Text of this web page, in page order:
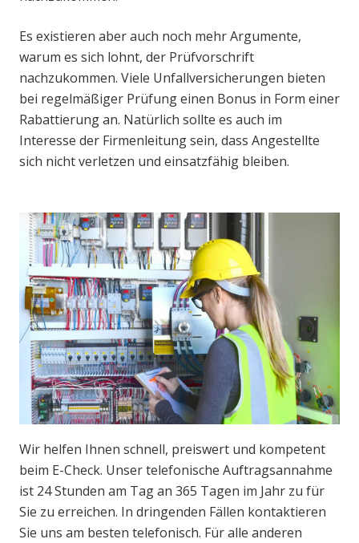
Es existieren aber auch noch mehr Argumente,
warum es sich lohnt, der Prüfvorschrift
nachzukommen. Viele Unfallversicherungen bieten
bei regelmäßiger Prüfung einen Bonus in Form einer
Rabattierung an. Natürlich sollte es auch im
Interesse der Firmenleitung sein, dass Angestellte
sich nicht verletzen und einsatzfähig bleiben.
Wir helfen Ihnen schnell, preiswert und kompetent
beim E-Check. Unser telefonische Auftragsannahme
ist 24 Stunden am Tag an 365 Tagen im Jahr zu für
Sie zu erreichen. In dringenden Fällen kontaktieren
Sie uns am besten telefonisch. Für alle anderen